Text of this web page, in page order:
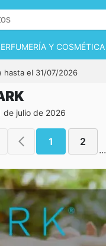
Y COSMÉTICA
hasta el 31/07/2026
de julio de 2026
1 2
...